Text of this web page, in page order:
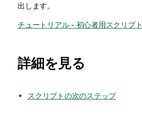
出します。
チュートリアル - 初心者用スクリプト
詳細を見る
スクリプトの次のステップ